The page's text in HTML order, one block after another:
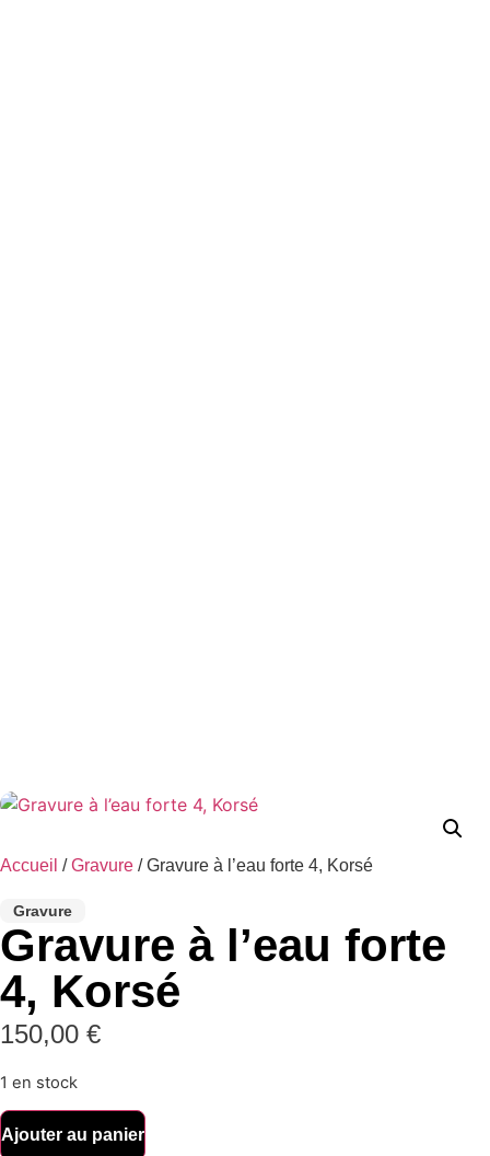
Accueil /Gravure / Gravure à l’eau forte 4, Korsé
Gravure
Gravure à l’eau forte
4, Korsé
150,00 €
1 en stock
Ajouter au panier